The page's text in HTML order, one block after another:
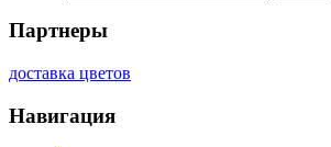
Партнеры
доставка цветов
Навигация